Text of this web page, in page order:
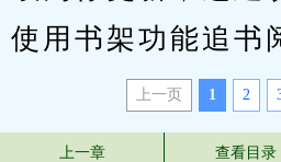
使用书架功能追书
上一页 1 2
上一章 查看目录